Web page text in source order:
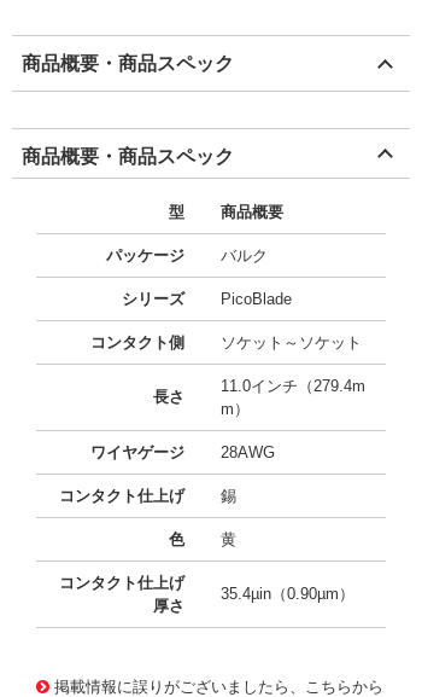
商品概要・商品スペック
商品概要・商品スペック
型 商品概要
パッケージ バルク
シリーズ PicoBlade
コンタクト側 ソケット～ソケット
長さ
11.0インチ（279.4m
m）
ワイヤゲージ 28AWG
コンタクト仕上げ 錫
色 黄
コンタクト仕上げ
厚さ
35.4µin（0.90µm）
掲載情報に誤りがございましたら、こちらから